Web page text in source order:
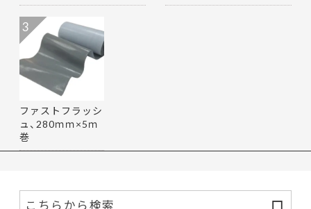
ファストフラッシ
ュ、280ｍｍ×5ｍ
巻
3